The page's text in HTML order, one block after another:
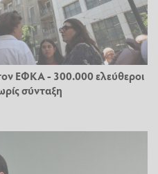
ΕΦΚΑ - 300.000 ελεύθεροι
σύνταξη